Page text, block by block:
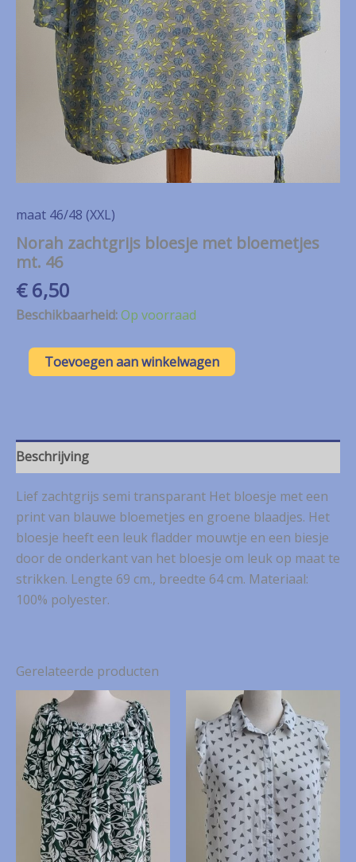
maat 46/48 (XXL)
Norah zachtgrijs bloesje met bloemetjes
mt. 46
€6,50
Beschikbaarheid:Op voorraad
Norah
zachtgrijs
46
aantal
Toevoegen aan winkelwagen
Beschrijving
Lief zachtgrijs semi transparant Het bloesje met een
print van blauwe bloemetjes en groene blaadjes. Het
bloesje heeft een leuk fladder mouwtje en een biesje
door de onderkant van het bloesje om leuk op maat te
strikken. Lengte 69 cm., breedte 64 cm. Materiaal:
100% polyester.
Gerelateerde producten